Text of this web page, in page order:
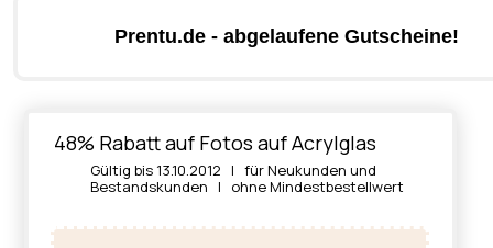
Prentu.de - abgelaufene Gutscheine!
48% Rabatt auf Fotos auf Acrylglas
Gültig bis 13.10.2012 | für Neukunden und
Bestandskunden | ohne Mindestbestellwert